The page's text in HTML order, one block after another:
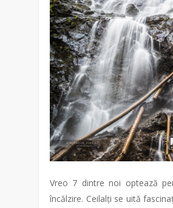
Vreo 7 dintre noi optează
încălzire. Ceilalți se uită